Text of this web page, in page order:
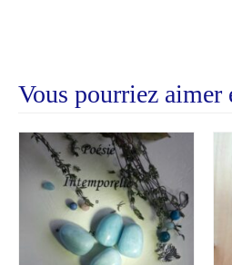
Vous pourriez